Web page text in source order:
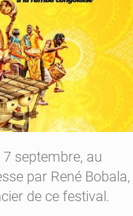
7 septembre, au
par René Bobala,
de ce festival.